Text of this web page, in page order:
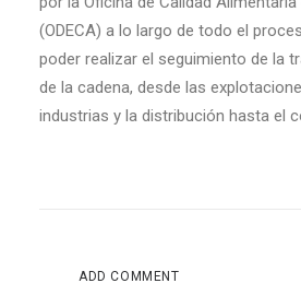
(ODECA) a lo largo de todo el
poder realizar el seguimiento de la
de la cadena, desde las
industrias y la distribución hasta el
ADD COMMENT